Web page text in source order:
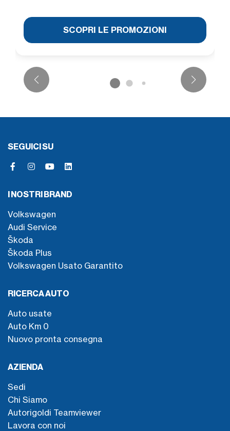
SCOPRI LE PROMOZIONI
SEGUICI SU
I NOSTRI BRAND
Volkswagen
Audi Service
Škoda
Škoda Plus
Volkswagen Usato Garantito
RICERCA AUTO
Auto usate
Auto Km 0
Nuovo pronta consegna
AZIENDA
Sedi
Chi Siamo
Autorigoldi Teamviewer
Lavora con noi